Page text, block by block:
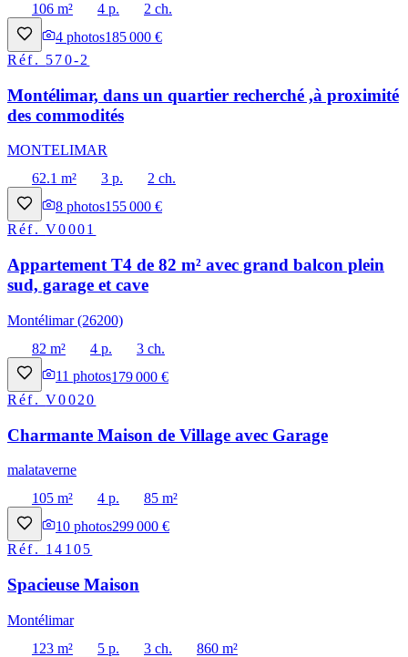
106 m²
4 p.
2 ch.
4 photos185 000 €
Réf. 570-2
Montélimar, dans un quartier recherché ,à proximité
des commodités
MONTELIMAR
62.1 m²
3 p.
2 ch.
8 photos155 000 €
Réf.V0001
Appartement T4 de 82 m² avec grand balcon plein
sud, garage et cave
Montélimar (26200)
82 m²
4 p.
3 ch.
11 photos179 000 €
Réf.V0020
Charmante Maison de Village avec Garage
malataverne
105 m²
4 p.
85 m²
10 photos299 000 €
Réf. 14105
Spacieuse Maison
Montélimar
123 m²
5 p. 3 ch.
860 m²